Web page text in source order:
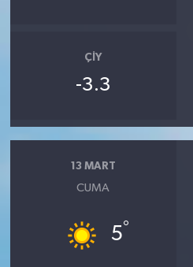
ÇIY
-3.3
13 MART
CUMA
5°